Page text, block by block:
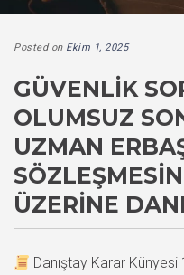
Posted on Ekim 1, 2025
GÜVENLIK
OLUMSUZ
UZMAN
ÜZERINE
Danıştay Karar